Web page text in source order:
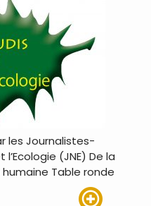
les Journalistes-
(JNE) De la
Table ronde